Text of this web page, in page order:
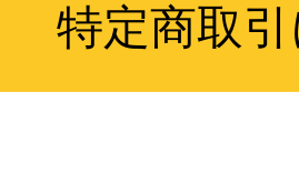
特定商取